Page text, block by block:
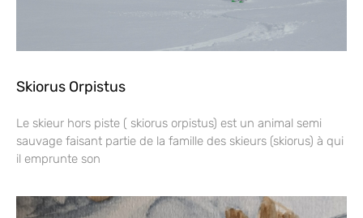
Skiorus Orpistus
Le skieur hors piste ( skiorus orpistus) est un animal semi
sauvage faisant partie de la famille des skieurs (skiorus) à qui
il emprunte son